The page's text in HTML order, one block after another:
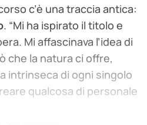
c’è una traccia antica:
. “Mi ha ispirato il titolo e
Mi affascinava l’idea di
che la natura ci offre,
intrinseca di ogni singolo
qualcosa di personale